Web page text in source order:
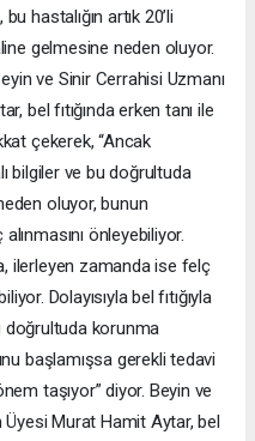
hastalığın artık 20’li
gelmesine neden oluyor.
ve Sinir Cerrahisi Uzmanı
bel fıtığında erken tanı ile
çekerek, “Ancak
bilgiler ve bu doğrultuda
oluyor, bunun
önleyebiliyor.
ilerleyen zamanda ise felç
Dolayısıyla bel fıtığıyla
doğrultuda korunma
başlamışsa gerekli tedavi
taşıyor” diyor. Beyin ve
Üyesi Murat Hamit Aytar, bel